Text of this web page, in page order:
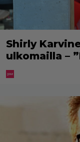
Shirly
ulkomailla –